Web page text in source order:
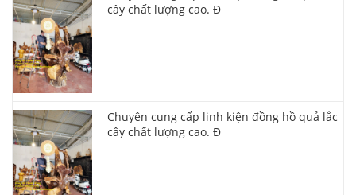
cây chất lượng cao. Đ
Chuyên cung cấp linh kiện đồng hồ quả lắc
cây chất lượng cao. Đ